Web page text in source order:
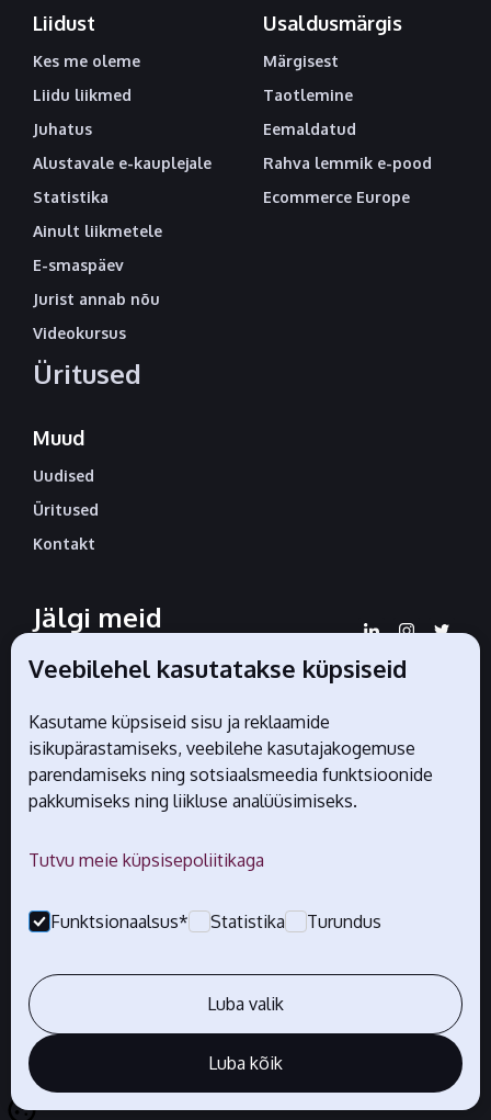
Liidust
Kes me oleme
Liidu liikmed
Juhatus
Alustavale e-kauplejale
Statistika
Ainult liikmetele
E-smaspäev
Jurist annab nõu
Videokursus
Üritused
Usaldusmärgis
Märgisest
Taotlemine
Eemaldatud
Rahva lemmik e-pood
Ecommerce Europe
Muud
Uudised
Üritused
Kontakt
Jälgi meid
sotsiaalmeedias
Liidu ametlikud partnerid
Veebilehel kasutatakse küpsiseid
Kasutame küpsiseid sisu ja reklaamide
isikupärastamiseks, veebilehe kasutajakogemuse
parendamiseks ning sotsiaalsmeedia funktsioonide
pakkumiseks ning liikluse analüüsimiseks.
Tutvu meie küpsisepoliitikaga
Funktsionaalsus* Statistika Turundus
Luba valik
Luba kõik